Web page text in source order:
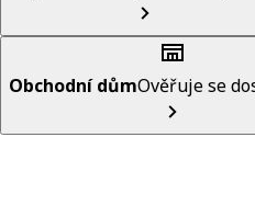
Obchodní důmOvěřuje se